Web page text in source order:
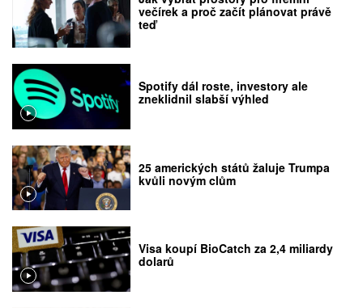
večírek a proč začít plánovat právě
teď
Spotify dál roste, investory ale
zneklidnil slabší výhled
25 amerických států žaluje Trumpa
kvůli novým clům
Visa koupí BioCatch za 2,4 miliardy
dolarů